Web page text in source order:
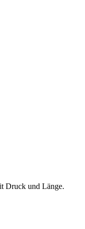
Druck und Länge.